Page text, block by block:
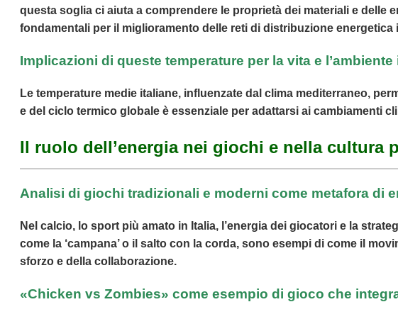
questa soglia ci aiuta a comprendere le proprietà dei materiali e
fondamentali per il miglioramento delle reti di distribuzione energetica
Implicazioni di queste temperature per la vita e l’ambiente
Le temperature medie italiane, influenzate dal clima mediterraneo,
e del ciclo termico globale è essenziale per adattarsi ai cambiamenti
Il ruolo dell’energia nei giochi e nella cultura
Analisi di giochi tradizionali e moderni come metafora di
Nel calcio, lo sport più amato in Italia, l’energia dei giocatori e la
come la ‘campana’ o il salto con la corda, sono esempi di come il
sforzo e della collaborazione.
«Chicken vs Zombies» come esempio di gioco che